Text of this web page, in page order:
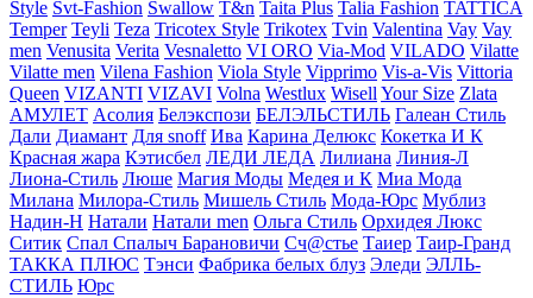
Style Svt-Fashion Swallow T&n Taita Plus Talia Fashion TATTICA
Temper Teyli Teza Tricotex Style Trikotex Tvin Valentina Vay Vay
men Venusita Verita Vesnaletto VI ORO Via-Mod VILADO Vilatte
Vilatte men Vilena Fashion Viola Style Vipprimо Vis-a-Vis Vittoria
Queen VIZANTI VIZAVI Volna Westlux WisellYour Size Zlata
АМУЛЕТ Асолия Белэкспози БЕЛЭЛЬСТИЛЬ Галеан Cтиль
Дали Диамант Для snoff Ива Карина Делюкс Кокетка И К
Красная жара Кэтисбел ЛЕДИ ЛЕДА Лилиана Линия-Л
Лиона-Стиль Люше Магия Моды Медея и К Миа Мода
Милана Милора-Стиль Мишель Стиль Мода-Юрс Мублиз
Надин-Н Натали Натали men Ольга Стиль Орхидея Люкс
Ситик Спал Спалыч Барановичи Сч@стье Таиер Таир-Гранд
ТАККА ПЛЮС Тэнси Фабрика белых блуз Эледи ЭЛЛЬ-
СТИЛЬ Юрс